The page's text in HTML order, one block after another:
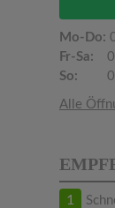
Mo-Do:
Fr-Sa:
So:
Alle
1